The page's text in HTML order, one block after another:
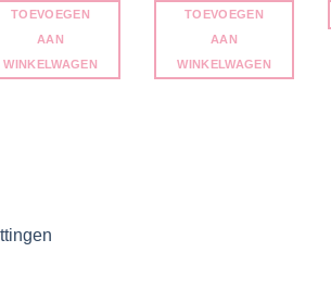
was: is:
TOEVOEGEN
AAN
WINKELWAGEN
was: is:
TOEVOEGEN
AAN
WINKELWAGEN